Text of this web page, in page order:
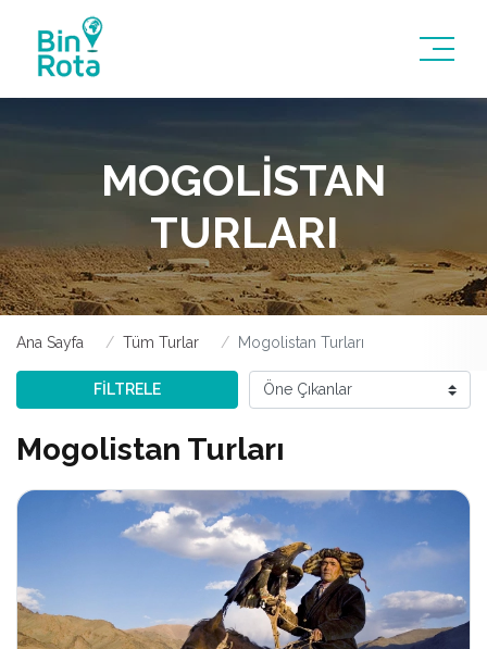
MOGOLISTAN
TURLARI
Ana Sayfa Tüm Turlar Mogolistan Turları
FİLTRELE
Mogolistan Turları